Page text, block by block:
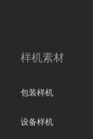
样机素材
包装样机
设备样机